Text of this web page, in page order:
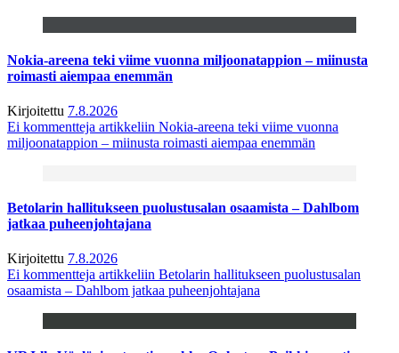
Nokia-areena teki viime vuonna miljoonatappion – miinusta
roimasti aiempaa enemmän
Kirjoitettu 7.8.2026
Ei kommentteja artikkeliin Nokia-areena teki viime vuonna
miljoonatappion – miinusta roimasti aiempaa enemmän
Betolarin hallitukseen puolustusalan osaamista – Dahlbom
jatkaa puheenjohtajana
Kirjoitettu 7.8.2026
Ei kommentteja artikkeliin Betolarin hallitukseen puolustusalan
osaamista – Dahlbom jatkaa puheenjohtajana